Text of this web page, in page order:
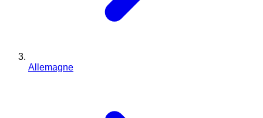
Allemagne